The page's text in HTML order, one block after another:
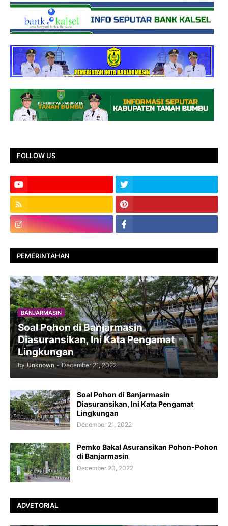
FOLLOW US
PEMERINTAHAN
BANJARMASIN
Soal Pohon di Banjarmasin
Diasuransikan, Ini Kata Pengamat
Lingkungan
by Unknown - December 21, 2022
Soal Pohon di Banjarmasin
Diasuransikan, Ini Kata Pengamat
Lingkungan
December 21, 2022
Pemko Bakal Asuransikan Pohon-Pohon
di Banjarmasin
December 20, 2022
ADVETORIAL